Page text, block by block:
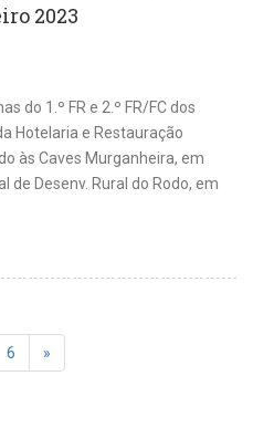
2023
do 1.º FR e 2.º FR/FC dos
Hotelaria e Restauração
às Caves Murganheira, em
de Desenv. Rural do Rodo, em
6 »